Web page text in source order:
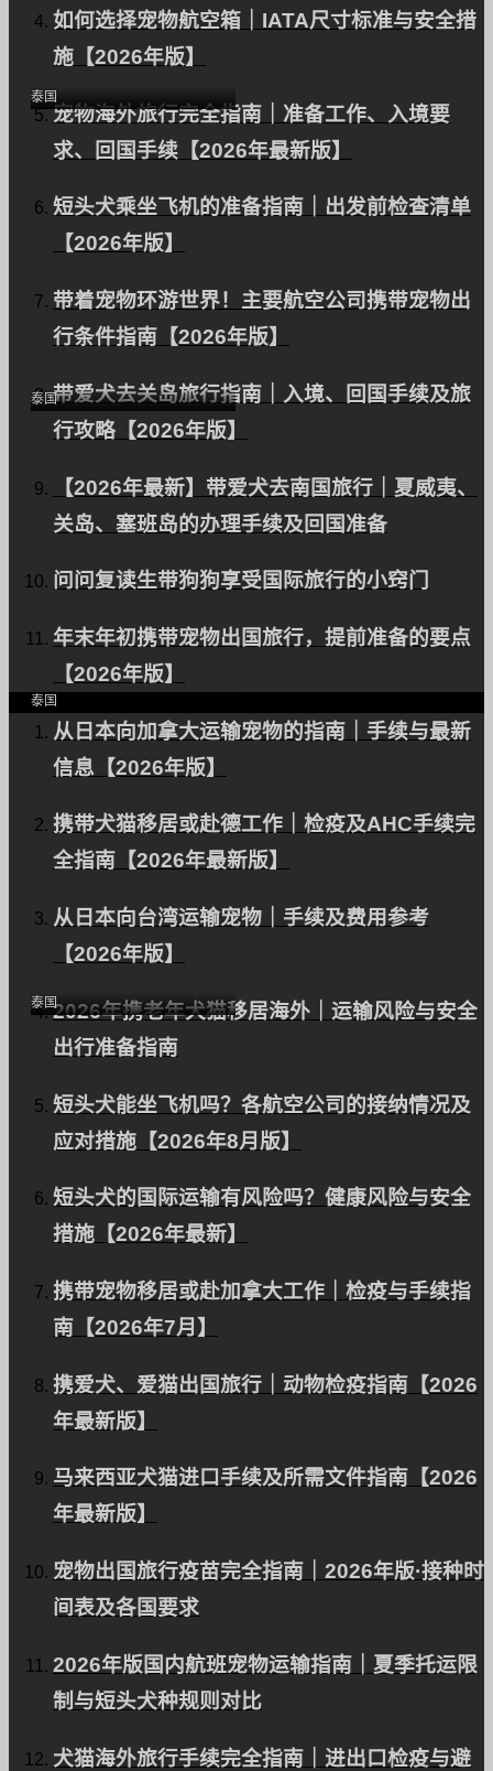
如何选择宠物航空箱｜IATA尺寸标准与安全措
施【2026年版】
宠物海外旅行完全指南｜准备工作、入境要
求、回国手续【2026年最新版】
短头犬乘坐飞机的准备指南｜出发前检查清单
【2026年版】
带着宠物环游世界！主要航空公司携带宠物出
行条件指南【2026年版】
带爱犬去关岛旅行指南｜入境、回国手续及旅
行攻略【2026年版】
【2026年最新】带爱犬去南国旅行｜夏威夷、
关岛、塞班岛的办理手续及回国准备
问问复读生带狗狗享受国际旅行的小窍门
年末年初携带宠物出国旅行，提前准备的要点
【2026年版】
从日本向加拿大运输宠物的指南｜手续与最新
信息【2026年版】
携带犬猫移居或赴德工作｜检疫及AHC手续完
全指南【2026年最新版】
从日本向台湾运输宠物｜手续及费用参考
【2026年版】
2026年携老年犬猫移居海外｜运输风险与安全
出行准备指南
短头犬能坐飞机吗？各航空公司的接纳情况及
应对措施【2026年8月版】
短头犬的国际运输有风险吗？健康风险与安全
措施【2026年最新】
携带宠物移居或赴加拿大工作｜检疫与手续指
南【2026年7月】
携爱犬、爱猫出国旅行｜动物检疫指南【2026
年最新版】
马来西亚犬猫进口手续及所需文件指南【2026
年最新版】
宠物出国旅行疫苗完全指南｜2026年版·接种时
间表及各国要求
2026年版国内航班宠物运输指南｜夏季托运限
制与短头犬种规则对比
犬猫海外旅行手续完全指南｜进出口检疫与避
的短期旅行（往返旅行支
持）。
泰国
一只出口到泰国的宠物
泰国
一只出口到泰国的宠物
泰国
一只出口到泰国的宠物
狗。
泰国
一只宠物狗出口到泰国
该网站是自然能源促进传播。
关于 PetAir
博客
有关移民和出国旅游的信息。